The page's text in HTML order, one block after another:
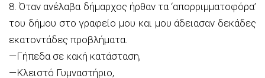
8. Όταν ανέλαβα δήμαρχος ήρθαν τα ‘απορριμματοφόρα’
του δήμου στο γραφείο μου και μου άδειασαν δεκάδες
εκατοντάδες προβλήματα.
—Γήπεδα σε κακή κατάσταση,
—Κλειστό Γυμναστήριο,